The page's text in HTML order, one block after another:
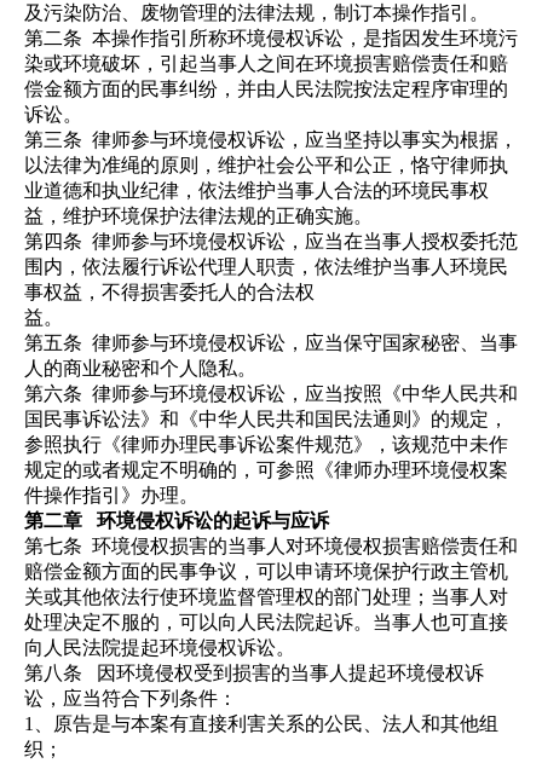
及污染防治、废物管理的法律法规，制订本操作指引。
第二条 本操作指引所称环境侵权诉讼，是指因发生环境污
染或环境破坏，引起当事人之间在环境损害赔偿责任和赔
偿金额方面的民事纠纷，并由人民法院按法定程序审理的
诉讼。
第三条 律师参与环境侵权诉讼，应当坚持以事实为根据，
以法律为准绳的原则，维护社会公平和公正，恪守律师执
业道德和执业纪律，依法维护当事人合法的环境民事权
益，维护环境保护法律法规的正确实施。
第四条 律师参与环境侵权诉讼，应当在当事人授权委托范
围内，依法履行诉讼代理人职责，依法维护当事人 环境民
事权益，不得损害委托人的合法权
益。
第五条 律师参与环境侵权诉讼，应当保守国家秘密、当事
人的商业秘密和个人隐私。
第六条 律师参与环境侵权诉讼，应当按照《中华人民共和
国民事诉讼法》和《中华人民共和国民法通则》的规定，
参照执行《律师办理民事诉讼案件规范》，该规范中未作
规定的或者规定不明确的，可参照《律师办理环境侵权案
件操作指引》办理。
第二章
环境侵权诉讼的起诉与应诉
第七条 环境侵权损害的当事人对环境侵权损害赔偿责任和
赔偿金额方面的民事争议，可以申请环境保护行政主管机
关或其他依法行使环境监督管理权的部门处理；当事人对
处理决定不服的，可以向人民法院起诉。当事人也可直接
向人民法院提起环境侵权诉讼。
第八条
因环境侵权受到损害的当事人提起环境侵权诉
讼，应当符合下列条件：
1
、原告是与本案有直接利害关系的公民、法人和其他组
织；